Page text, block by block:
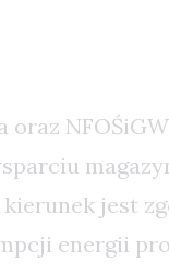
jest
energii